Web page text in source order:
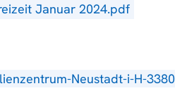
Januar 2024.pdf
Neustadt-i-H-